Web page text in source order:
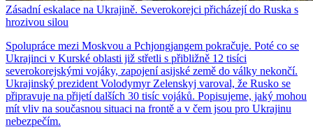
Zásadní eskalace na Ukrajině. Severokorejci přicházejí do Ruska s
hrozivou silou
Spolupráce mezi Moskvou a Pchjongjangem pokračuje. Poté co se
Ukrajinci v Kurské oblasti již střetli s přibližně 12 tisíci
severokorejskými vojáky, zapojení asijské země do války nekončí.
Ukrajinský prezident Volodymyr Zelenskyj varoval, že Rusko se
připravuje na přijetí dalších 30 tisíc vojáků. Popisujeme, jaký mohou
mít vliv na současnou situaci na frontě a v čem jsou pro Ukrajinu
nebezpečím.